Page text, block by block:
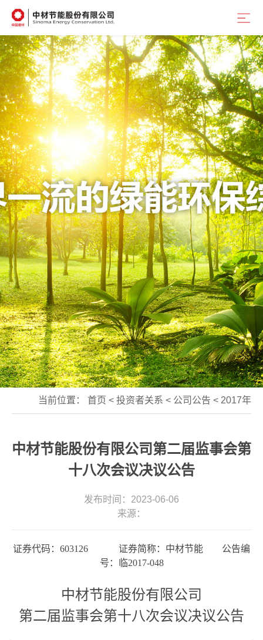
当前位置： 首页 < 投资者关系 < 公司公告 < 2017年
中材节能股份有限公司第二届监事会第
十八次会议决议公告
发布时间：2023-06-06
来源：
证券代码： 603126 证券简称：中材节能 公告编
号：临2017-048
中材节能股份有限公司
第二届监事会第十八次会议决议公告